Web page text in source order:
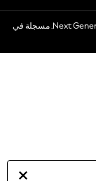
حقوق الطبع والنشر محفوظة © لصالح 2026 Next General Trading FZE. مسجلة في